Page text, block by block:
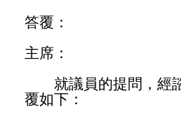
答覆：
主席：
就議員的提問，經諮
覆如下：